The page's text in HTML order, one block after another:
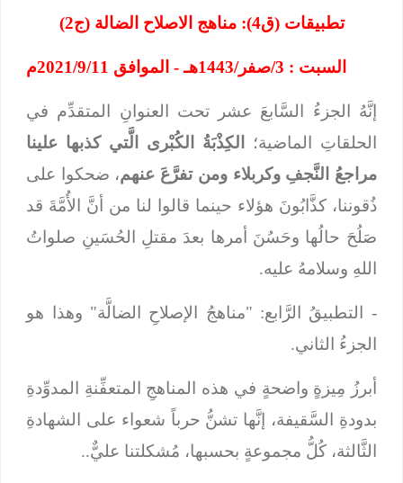
تطبيقات (ق4): مناهج الاصلاح الضالة (ج2)
السبت : 3/صفر/1443هـ - الموافق 2021/9/11م
إنَّهُ الجزءُ السَّابعَ عشر تحت العنوانِ المتقدِّم في
الحلقاتِ الماضية؛
الكِذْبَةُ الكُبْرى الَّتي كذبها علينا
مراجعُ النَّجفِ وكربلاء ومن تفرَّعَ عنهم، ضحكوا على
ذُقوننا، كذَّابُونَ هؤلاء حينما قالوا لنا من أنَّ الأُمَّةَ قد
صَلُحَ حالُها وحَسُنَ أمرها بعدَ مقتلِ الحُسَينِ صلواتُ
اللهِ وسلامهُ عليه.
- التطبيقُ الرَّابع: "مناهجُ الإصلاحِ الضالَّة" وهذا هو
الجزءُ الثاني.
أبرزُ مِيزةٍ واضحةٍ في هذه المناهجِ المتعفِّنةِ المدوِّدةِ
بدودةِ السَّقيفة، إنَّها تشنُّ حرباً شعواء على الشهادةِ
الثَّالثة، كُلُّ مجموعةٍ بحسبها، مُشكلتنا عليٌّ..